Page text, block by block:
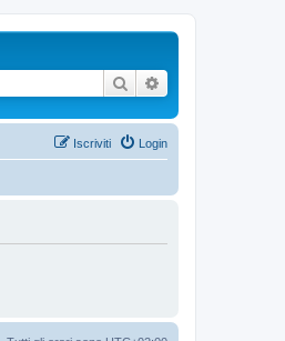
Cerca
Login
Iscriviti